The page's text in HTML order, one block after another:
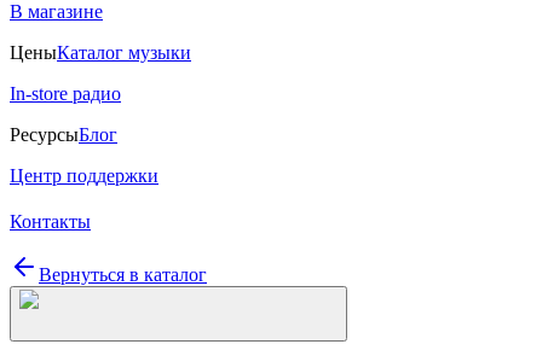
В магазине
ЦеныКаталог музыки
In-store радио
РесурсыБлог
Центр поддержки
Контакты
Вернуться в каталог